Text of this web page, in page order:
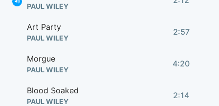
PAUL WILEY
Art Party
PAUL WILEY
2:57
Morgue
PAUL WILEY
4:20
Blood Soaked
PAUL WILEY
2:14